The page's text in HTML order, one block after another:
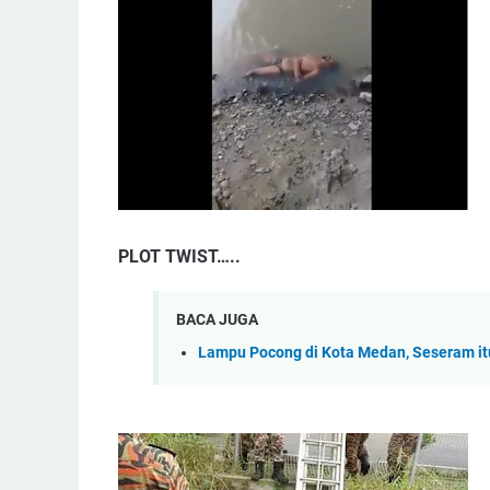
PLOT TWIST…..
BACA JUGA
Lampu Pocong di Kota Medan, Seseram